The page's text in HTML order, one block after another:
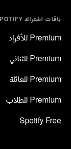
باقات اشتراك SPOTIFY
Premium للأفراد
Premium للثنائي
Premium للعائلة
Premium للطلاب
Spotify Free